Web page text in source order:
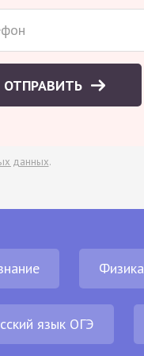
ОТПРАВИТЬ
данных.
Физика
язык ОГЭ